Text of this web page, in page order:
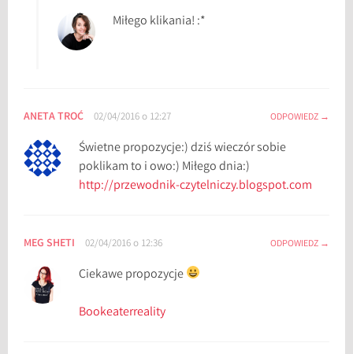
a
,
W
i
Miłego klikania! :*
ANETA TROĆ 02/04/2016 o 12:27 ODPOWIEDZ
Świetne propozycje:) dziś wieczór sobie
poklikam to i owo:) Miłego dnia:)
http://przewodnik-czytelniczy.blogspot.com
MEG SHETI 02/04/2016 o 12:36 ODPOWIEDZ
Ciekawe propozycje
Bookeaterreality